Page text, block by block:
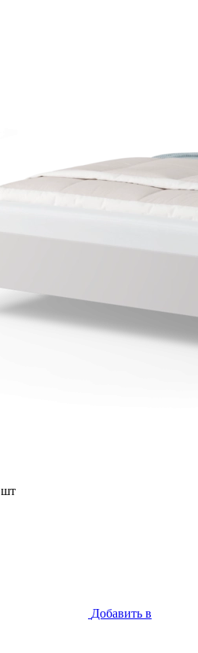
шт
Добавить в